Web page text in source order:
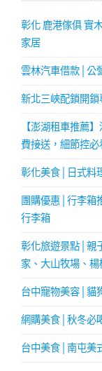
彰化 鹿港傢俱 實
家居
雲林汽車借款│公
新北三峽配鎖開
【澎湖租車推薦
費接送，細節控
彰化美食│日式料
團購優惠│行李箱
行李箱
彰化旅遊景點│親
家、大山牧場、
台中寵物美容│貓
網購美食│秋冬必
台中美食│南屯美